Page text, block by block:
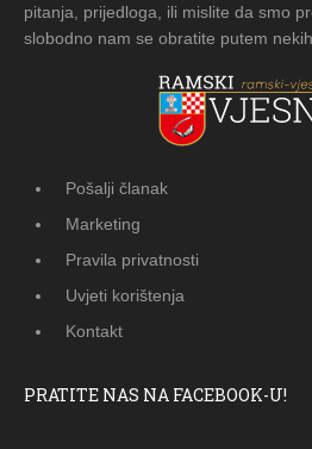
pitanja, prijedloga, ili mislite da smo
slobodno nam se obratite putem
Pošalji članak
Marketing
Pravila privatnosti
Uvjeti korištenja
Kontakt
PRATITE NAS NA FACEBOOK-U!